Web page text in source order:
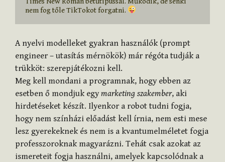
nem fog tőle TikTokot forgatni.
A nyelvi modelleket gyakran használók (prompt
engineer – utasítás mérnökök) már régóta tudják a
trükköt: szerepjátékozni kell.
Meg kell mondani a programnak, hogy ebben az
esetben ő mondjuk egymarketing szakember, aki
hirdetéseket készít. Ilyenkor a robot tudni fogja,
hogy nem színházi előadást kell írnia, nem esti mese
lesz gyerekeknek és nem is a kvantumelméletet fogja
professzoroknak magyarázni. Tehát csak azokat az
ismereteit fogja használni, amelyek kapcsolódnak a